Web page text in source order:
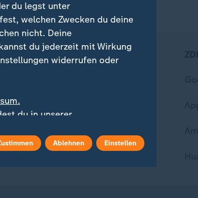
ZDFheute Update
du legst unter
welchen Zwecken du deine
nicht. Deine
du jederzeit mit Wirkung
widerrufen oder
du in unserer
Ablehnen Einstellen